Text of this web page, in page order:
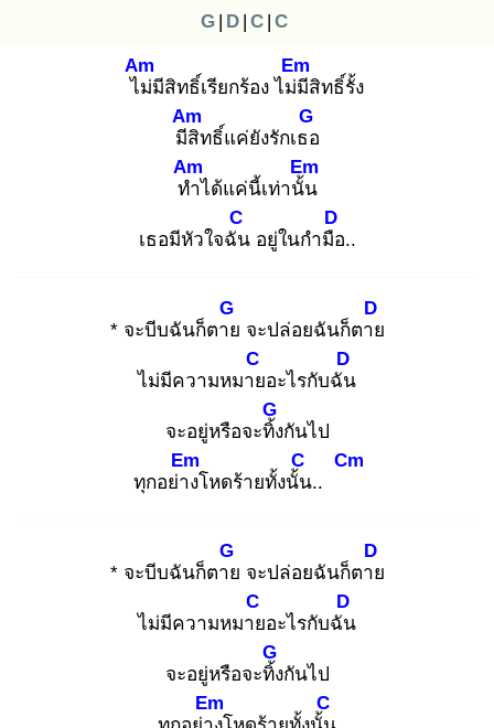
G | D | C | C
ไม่
Am
มีสิทธิ์เรียกร้อง ไม่มี
Em
สิทธิ์รั้ง
มีสิ
Am
ทธิ์แค่ยังรักเธอ
G
ทำ
Am
ได้แค่นี้เท่านั้น
Em
เธอมีหัวใจฉัน
C
อยู่ในกำมือ
D
..
* จะบีบฉันก็ตาย
G
จะปล่อยฉันก็ตาย
D
ไม่มีความหมาย
C
อะไรกับฉัน
D
จะอยู่หรือจะทิ้ง
G
กันไป
ทุกอย่าง
Em
โหดร้ายทั้งนั้น
C
..
Cm
* จะบีบฉันก็ตาย
G
จะปล่อยฉันก็ตาย
D
ไม่มีความหมาย
C
อะไรกับฉัน
D
จะอยู่หรือจะทิ้ง
G
กันไป
Em
C